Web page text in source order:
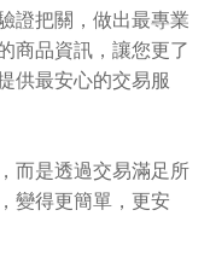
證把關，做出最專業
商品資訊，讓您更了
供最安心的交易服
而是透過交易滿足所
變得更簡單，更安